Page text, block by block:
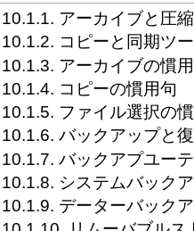
10.1.1. アーカイブと圧
10.1.2. コピーと同期ツ
10.1.3. アーカイブの慣
10.1.4. コピーの慣用句
10.1.5. ファイル選択の
10.1.6. バックアップと
10.1.7. バックアプユー
10.1.8. システムバック
10.1.9. データーバック